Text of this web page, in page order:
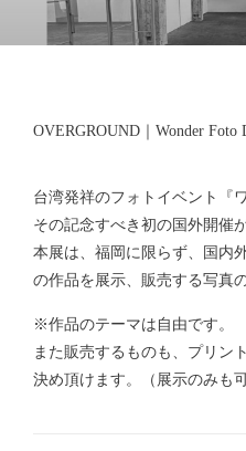
OVERGROUND｜Wonder Foto
台湾発祥のフォトイベント『
その記念すべき初の国外開催
本展は、福岡に限らず、国内
の作品を展示、販売する写真
※作品のテーマは自由です。
また販売するものも、プリン
決め頂けます。（展示のみも